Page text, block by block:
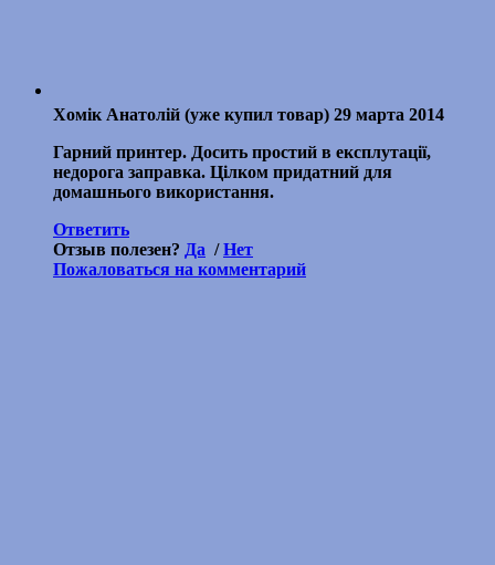
Хомік Анатолій (уже купил товар) 29 марта 2014
Гарний принтер. Досить простий в експлутації,
недорога заправка. Цілком придатний для
домашнього використання.
Ответить
Отзыв полезен? Да /Нет
Пожаловаться на комментарий